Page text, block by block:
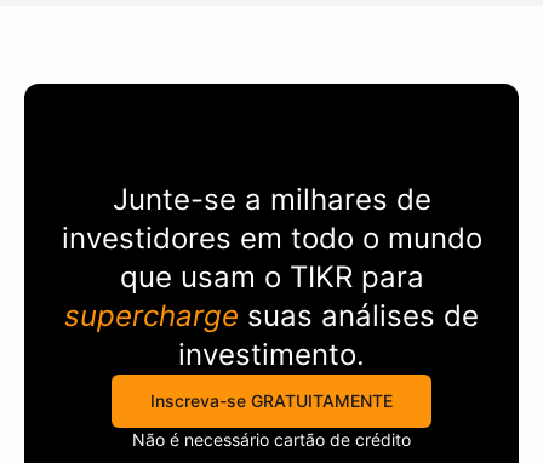
Junte-se a milhares de
investidores em todo o mundo
que usam o TIKR para
supercharge suas análises de
investimento.
Inscreva-se GRATUITAMENTE
Não é necessário cartão de crédito